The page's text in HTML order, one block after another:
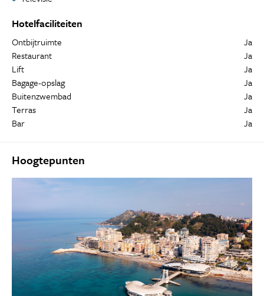
Hotelfaciliteiten
Ontbijtruimte
Ja
Restaurant
Ja
Lift
Ja
Bagage-opslag
Ja
Buitenzwembad
Ja
Terras
Ja
Bar
Ja
Hoogtepunten